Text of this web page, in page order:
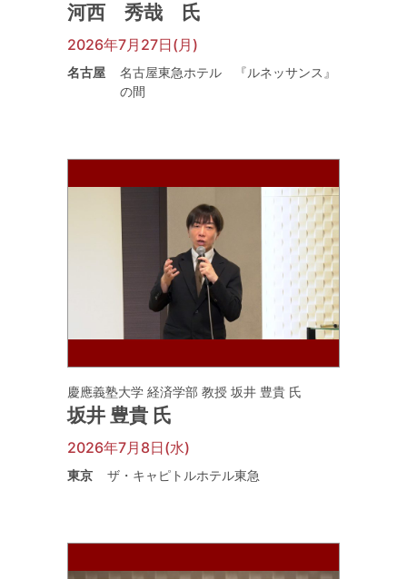
河西 秀哉 氏
2026年7月27日(月)
名古屋
名古屋東急ホテル 『ルネッサンス』
の間
慶應義塾大学 経済学部 教授 坂井 豊貴 氏
坂井 豊貴 氏
2026年7月8日(水)
東京 ザ・キャピトルホテル東急